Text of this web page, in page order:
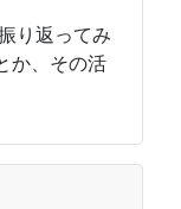
り返ってみ
か、その活